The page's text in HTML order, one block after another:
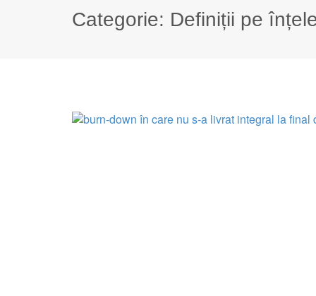
Categorie: Definiții pe